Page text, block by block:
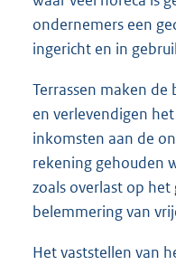
ondernemers een
ingericht en in
Terrassen maken
en verlevendigen
inkomsten aan de
rekening gehouden
zoals overlast op
belemmering van
Het vaststellen van